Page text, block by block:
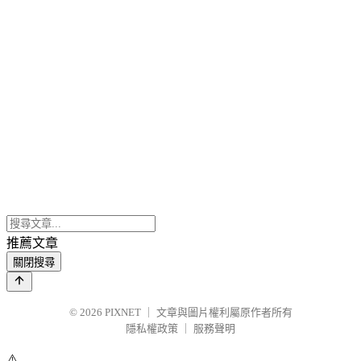
推薦文章
關閉搜尋
© 2026 PIXNET
文章與圖片權利屬原作者所有
隱私權政策
服務聲明